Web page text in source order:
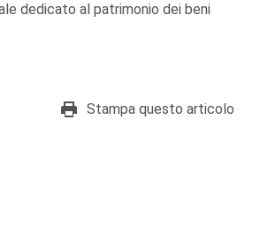
dedicato al patrimonio dei beni
Stampa questo articolo